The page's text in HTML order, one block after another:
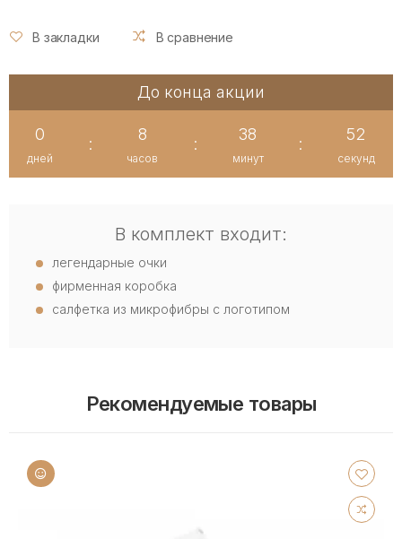
В закладки В сравнение
До конца акции
0
дней
:
8
часов
:
38
минут
:
52
секунд
В комплект входит:
легендарные очки
фирменная коробка
салфетка из микрофибры с логотипом
Рекомендуемые товары